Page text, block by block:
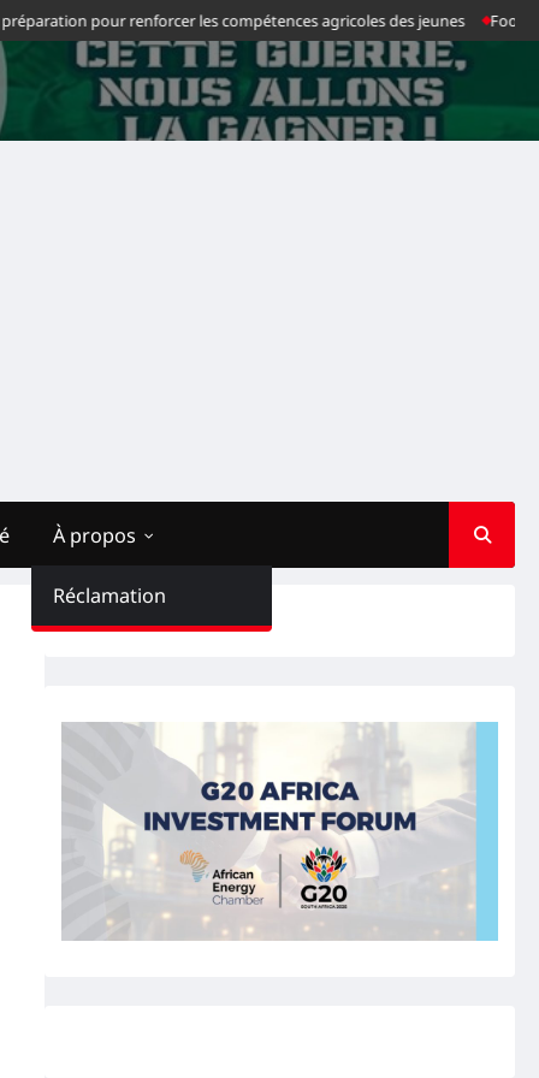
pour renforcer les compétences agricoles des jeunes Football :
À propos
Réclamation